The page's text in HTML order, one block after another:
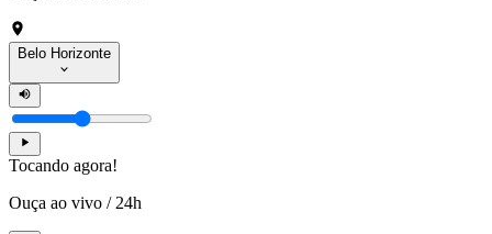
Belo Horizonte
Tocando agora!
Ouça ao vivo / 24h